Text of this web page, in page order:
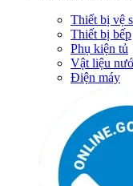
Thiết bị vệ
Thiết bị bếp
Phụ kiện tủ
Vật liệu
Điện máy